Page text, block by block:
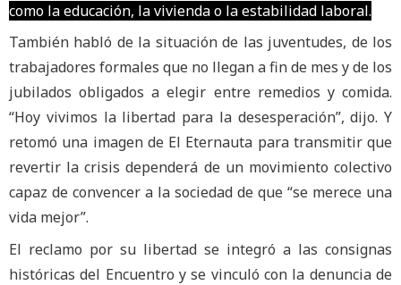
como la educación, la vivienda o la estabilidad laboral.
También habló de la situación de las juventudes, de los
trabajadores formales que no llegan a fin de mes y de los
jubilados obligados a elegir entre remedios y comida.
“Hoy vivimos la libertad para la desesperación”, dijo. Y
retomó una imagen de El Eternauta para transmitir que
revertir la crisis dependerá de un movimiento colectivo
capaz de convencer a la sociedad de que “se merece una
vida mejor”.
El reclamo por su libertad se integró a las consignas
históricas del Encuentro y se vinculó con la denuncia de